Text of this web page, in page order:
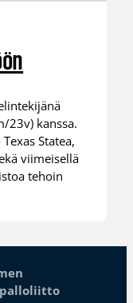
23v) kanssa.
Statea,
viimeisellä
tehoin